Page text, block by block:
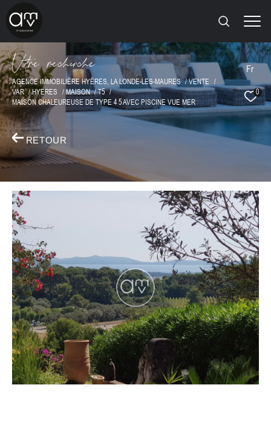
Fr
0
Vore recece
AGENCE IMMOBILIÈRE HYÈRES, LA LONDE-LES-MAURES
VENTE
VAR
HYERES MAISON
T5
MAISON CHALEUREUSE DE TYPE 4 5 AVEC PISCINE VUE MER
RETOUR